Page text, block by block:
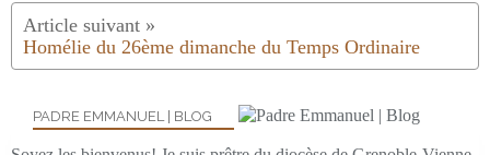
Homélie du 26ème dimanche du Temps Ordinaire
PADRE EMMANUEL | BLOG